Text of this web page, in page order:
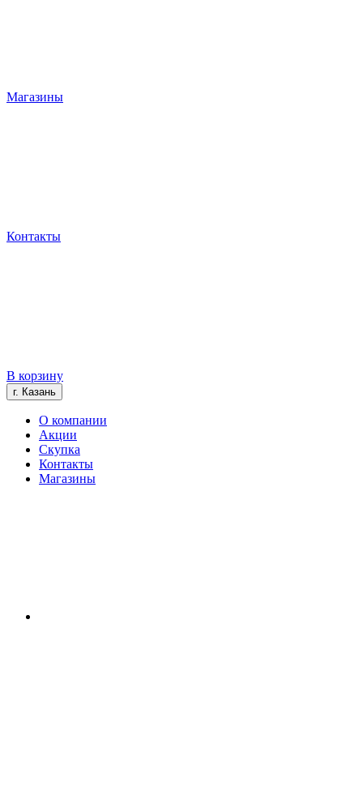
Магазины
Контакты
В корзину
г. Казань
О компании
Акции
Скупка
Контакты
Магазины